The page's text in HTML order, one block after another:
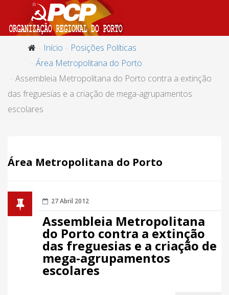
Início
Posições Políticas
Área Metropolitana do Porto
Assembleia Metropolitana do Porto contra a extinção
das freguesias e a criação de mega-agrupamentos
escolares
Área Metropolitana do Porto
27 Abril 2012
Assembleia Metropolitana
do Porto contra a extinção
das freguesias e a criação de
mega-agrupamentos
escolares